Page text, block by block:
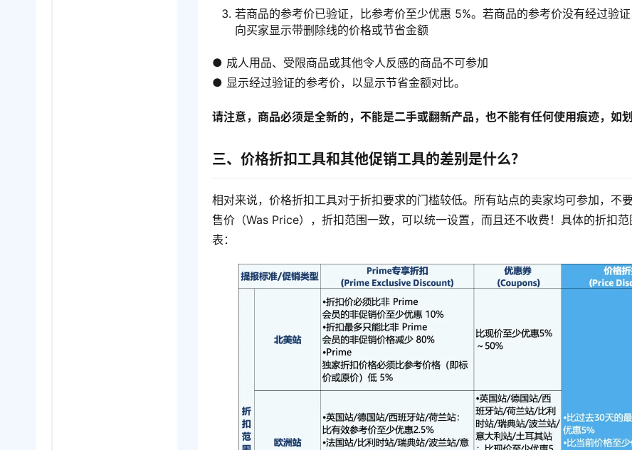
若商品的参考价已验证，比参考价至少优惠 5%。若商品的参考价没有经过验
向买家显示带删除线的价格或节省金额
● 成人用品、受限商品或其他令人反感的商品不可参加
● 显示经过验证的参考价，以显示节省金额对比。
请注意，商品必须是全新的，不能是二手或翻新产品，也不能有任何使用痕迹，如
三、价格折扣工具和其他促销工具的差别是什么？
相对来说，价格折扣工具对于折扣要求的门槛较低。所有站点的卖家均可参加，不
售价（Was Price），折扣范围一致，可以统一设置，而且还不收费！具体的折扣
表：